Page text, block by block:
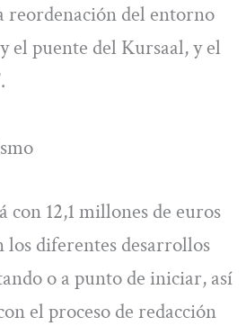
reordenación del entorno
el puente del Kursaal, y el
12,1 millones de euros
diferentes desarrollos
o a punto de iniciar, así
el proceso de redacción